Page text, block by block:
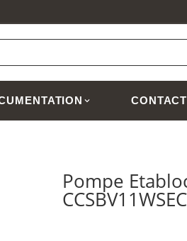
CONTACT
Pompe